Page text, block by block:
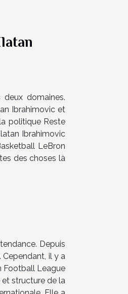
domaines.
Ibrahimovic et
politique Reste
Ibrahimovic
LeBron
des choses là
Depuis
il y a
Football League
structure de la